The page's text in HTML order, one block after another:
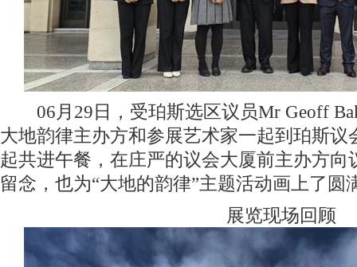
06月29日，受珀斯选区议员Mr Geoff
大地韵律主办方和参展艺术家一起到珀斯议
起共进午餐，在庄严的议会大厦前主办方向
留念，也为“大地的韵律”主题活动画上了圆
展览现场回顾